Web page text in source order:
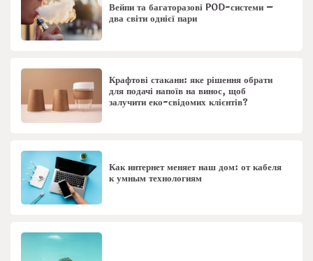
Вейпи та багаторазові POD-системи –
два світи однієї пари
Крафтові стакани: яке рішення обрати
для подачі напоїв на винос, щоб
залучити еко-свідомих клієнтів?
Как интернет меняет наш дом: от кабеля
к умным технологиям